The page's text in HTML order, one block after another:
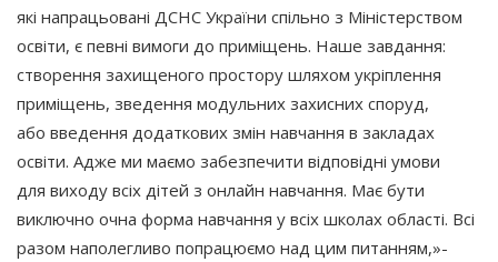
які напрацьовані ДСНС України спільно з Міністерством
освіти, є певні вимоги до приміщень. Наше завдання:
створення захищеного простору шляхом укріплення
приміщень, зведення модульних захисних споруд,
або введення додаткових змін навчання в закладах
освіти. Адже ми маємо забезпечити відповідні умови
для виходу всіх дітей з онлайн навчання. Має бути
виключно очна форма навчання у всіх школах області. Всі
разом наполегливо попрацюємо над цим питанням,»-